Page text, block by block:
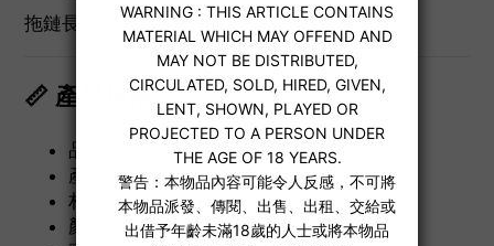
拖鏈長度適中，可創造距離與靠近之間的張力。
📏 產品規格
品牌：Black Tie
產品名稱：仿皮蝙蝠頸圈連拖鏈
材質：PU仿皮＋金屬鏈條
顏色：黑色